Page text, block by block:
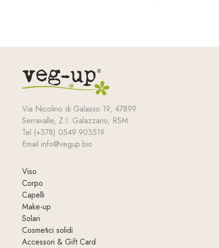
Via Nicolino di Galasso 19, 47899
Serravalle, Z.I. Galazzano, RSM
Tel (+378) 0549 903519
Email info@vegup.bio
Viso
Corpo
Capelli
Make-up
Solari
Cosmetici solidi
Accessori & Gift Card